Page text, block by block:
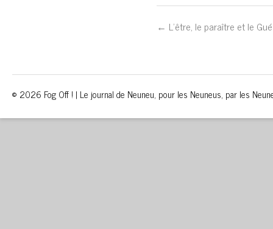
← L’être, le paraître et le
© 2026 Fog Off ! | Le journal de Neuneu, pour les Neuneus, par les